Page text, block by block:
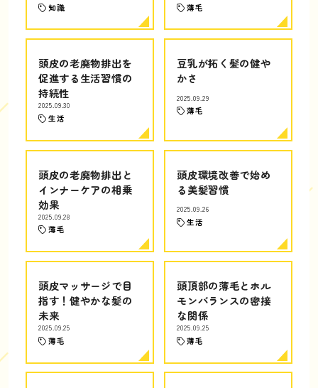
知識 薄毛
頭皮の老廃物排出を
促進する生活習慣の
持続性
2025.09.30
生活
豆乳が拓く髪の健や
かさ
2025.09.29
薄毛
頭皮の老廃物排出と
インナーケアの相乗
効果
2025.09.28
薄毛
頭皮環境改善で始め
る美髪習慣
2025.09.26
生活
頭皮マッサージで目
指す！健やかな髪の
未来
2025.09.25
薄毛
頭頂部の薄毛とホル
モンバランスの密接
な関係
2025.09.25
薄毛